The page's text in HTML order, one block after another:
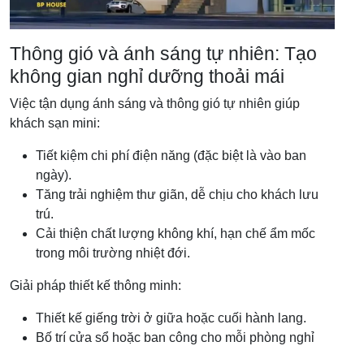
Thông gió và ánh sáng tự nhiên: Tạo
không gian nghỉ dưỡng thoải mái
Việc tận dụng ánh sáng và thông gió tự nhiên giúp
khách sạn mini:
Tiết kiệm chi phí điện năng (đặc biệt là vào ban
ngày).
Tăng trải nghiệm thư giãn, dễ chịu cho khách lưu
trú.
Cải thiện chất lượng không khí, hạn chế ẩm mốc
trong môi trường nhiệt đới.
Giải pháp thiết kế thông minh:
Thiết kế giếng trời ở giữa hoặc cuối hành lang.
Bố trí cửa sổ hoặc ban công cho mỗi phòng nghỉ